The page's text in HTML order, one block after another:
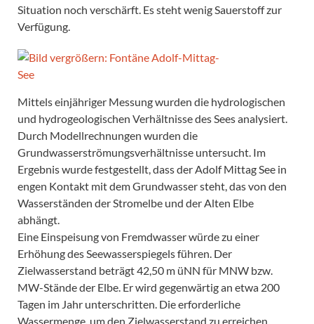
Situation noch verschärft. Es steht wenig Sauerstoff zur
Verfügung.
Mittels einjähriger Messung wurden die hydrologischen
und hydrogeologischen Verhältnisse des Sees analysiert.
Durch Modellrechnungen wurden die
Grundwasserströmungsverhältnisse untersucht. Im
Ergebnis wurde festgestellt, dass der Adolf Mittag See in
engen Kontakt mit dem Grundwasser steht, das von den
Wasserständen der Stromelbe und der Alten Elbe
abhängt.
Eine Einspeisung von Fremdwasser würde zu einer
Erhöhung des Seewasserspiegels führen. Der
Zielwasserstand beträgt 42,50 m üNN für MNW bzw.
MW-Stände der Elbe. Er wird gegenwärtig an etwa 200
Tagen im Jahr unterschritten. Die erforderliche
Wassermenge, um den Zielwasserstand zu erreichen,